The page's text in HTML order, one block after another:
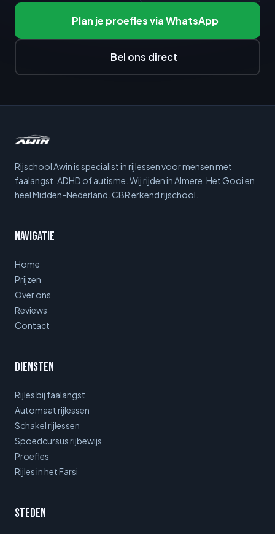
Plan je proefles via WhatsApp
Bel ons direct
Rijschool Awin is specialist in rijlessen voor mensen met
faalangst, ADHD of autisme. Wij rijden in Almere, Het Gooi en
heel Midden-Nederland. CBR erkend rijschool.
Navigatie
Home
Prijzen
Over ons
Reviews
Contact
Diensten
Rijles bij faalangst
Automaat rijlessen
Schakel rijlessen
Spoedcursus rijbewijs
Proefles
Rijles in het Farsi
Steden